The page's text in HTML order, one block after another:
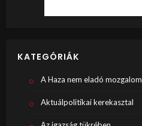
KATEGÓRIÁK
A Haza nem eladó mozgalom
Aktuálpolitikai kerekasztal